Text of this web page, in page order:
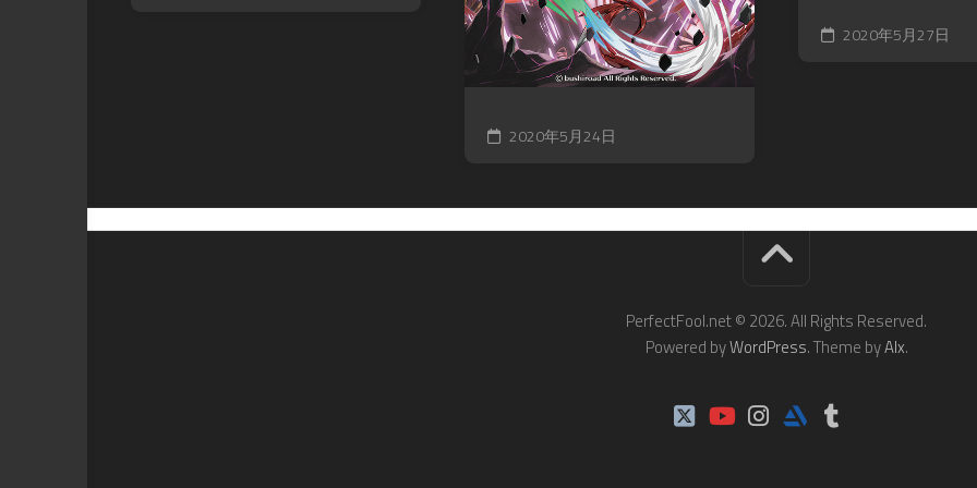
2020年5月24日
2020年5月27日
PerfectFool.net © 2026. All Rights Reserved.
Powered byWordPress. Theme byAlx.